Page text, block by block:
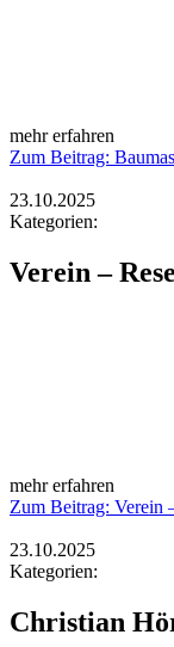
mehr erfahren
Zum Beitrag:
23.10.2025
Kategorien:
Verein –
mehr erfahren
Zum Beitrag: Verein
23.10.2025
Kategorien:
Christian